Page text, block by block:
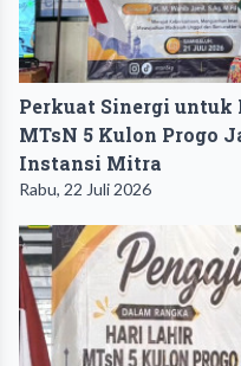
Perkuat Sinergi
MTsN 5 Kulon Progo
Instansi Mitra
Rabu, 22 Juli 2026